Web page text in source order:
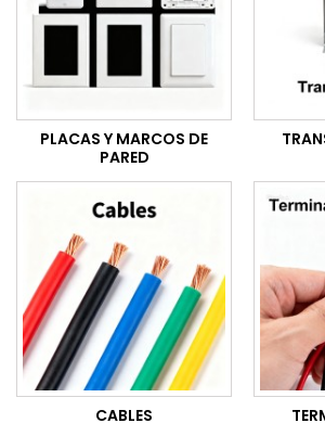
PLACAS Y MARCOS DE
PARED
CABLES